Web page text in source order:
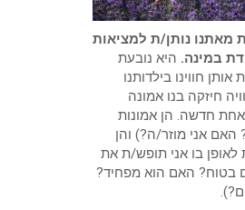
נותן/ת למציאות
במינה. היא נובעת
אותן חווינו בילדותנו
חיזקה בנו אמונה
חדשה. הן אמונות
האם אני מוזר/ה?) והן
לאופן בו אני תופש/ת את
בטוח? האם הוא מפחיד?